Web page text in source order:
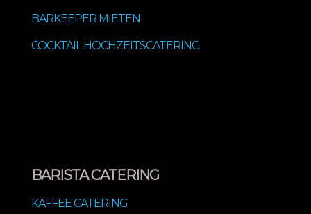
BARKEEPER MIETEN
COCKTAIL HOCHZEITSCATERING
BARISTA CATERING
KAFFEE CATERING